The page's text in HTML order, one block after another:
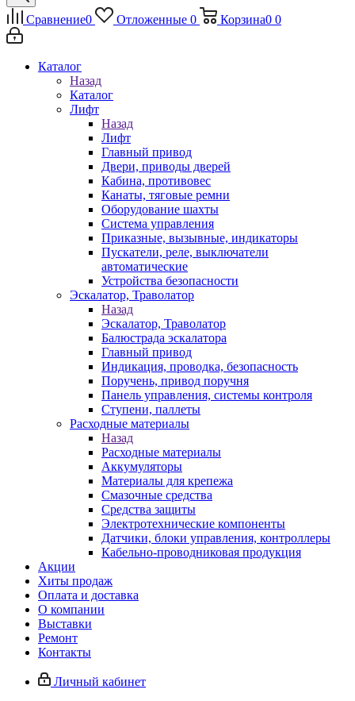
Сравнение0 Отложенные 0 Корзина0 0
Каталог
Назад
Каталог
Лифт
Назад
Лифт
Главный привод
Двери, приводы дверей
Кабина, противовес
Канаты, тяговые ремни
Оборудование шахты
Система управления
Приказные, вызывные, индикаторы
Пускатели, реле, выключатели
автоматические
Устройства безопасности
Эскалатор, Траволатор
Назад
Эскалатор, Траволатор
Балюстрада эскалатора
Главный привод
Индикация, проводка, безопасность
Поручень, привод поручня
Панель управления, системы контроля
Ступени, паллеты
Расходные материалы
Назад
Расходные материалы
Аккумуляторы
Материалы для крепежа
Смазочные средства
Средства защиты
Электротехнические компоненты
Датчики, блоки управления, контроллеры
Кабельно-проводниковая продукция
Акции
Хиты продаж
Оплата и доставка
О компании
Выставки
Ремонт
Контакты
Личный кабинет